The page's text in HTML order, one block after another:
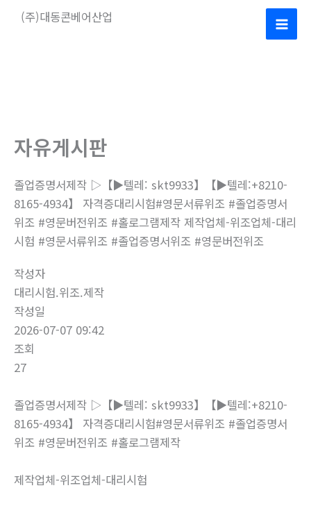
(주)대동콘베어산업
Main
자유게시판
졸업증명서제작 ▷【▶텔레: skt9933】【▶텔레:+8210-
8165-4934】 자격증대리시험#영문서류위조 #졸업증명서
위조 #영문버전위조 #홀로그램제작 제작업체-위조업체-대리
시험 #영문서류위조 #졸업증명서위조 #영문버전위조
작성자
대리시험.위조.제작
작성일
2026-07-07 09:42
조회
27
졸업증명서제작 ▷【▶텔레: skt9933】【▶텔레:+8210-
8165-4934】 자격증대리시험#영문서류위조 #졸업증명서
위조 #영문버전위조 #홀로그램제작
제작업체-위조업체-대리시험